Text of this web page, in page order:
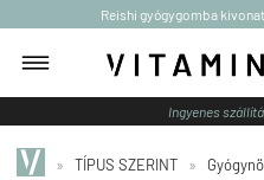
Reishi gyógygomba
Ingyenes
» TÍPUS SZERINT »